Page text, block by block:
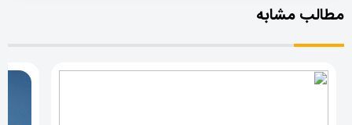
مطالب مشابه